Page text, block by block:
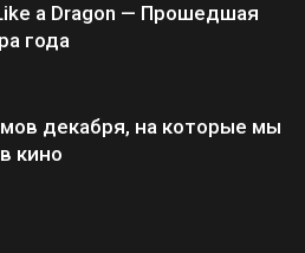
a Dragon — Прошедшая
года
декабря, на которые мы
кино